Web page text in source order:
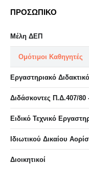
ΠΡΟΣΩΠΙΚΟ
Μέλη ΔΕΠ
Ομότιμοι Καθηγητές
Εργαστηριακό
Διδάσκοντες Π.Δ.407/80
Ειδικό Τεχνικό
Ιδιωτικού Δικαίου
Διοικητικοί